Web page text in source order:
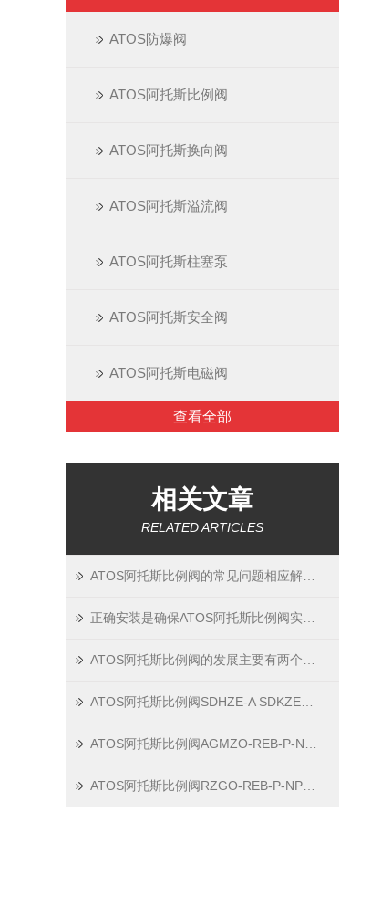
ATOS防爆阀
ATOS阿托斯比例阀
ATOS阿托斯换向阀
ATOS阿托斯溢流阀
ATOS阿托斯柱塞泵
ATOS阿托斯安全阀
ATOS阿托斯电磁阀
查看全部
相关文章
RELATED ARTICLES